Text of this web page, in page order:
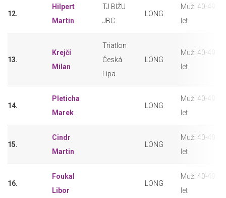
12.
Hilpert
Martin
TJ BIŽU
JBC
LONG
Muži 40-49
let
13.
Krejčí
Milan
Triatlon
Česká
Lípa
LONG
Muži 40-49
let
14.
Pleticha
Marek
LONG
Muži 40-49
let
15.
Cindr
Martin
LONG
Muži 40-49
let
16.
Foukal
Libor
LONG
Muži 40-49
let